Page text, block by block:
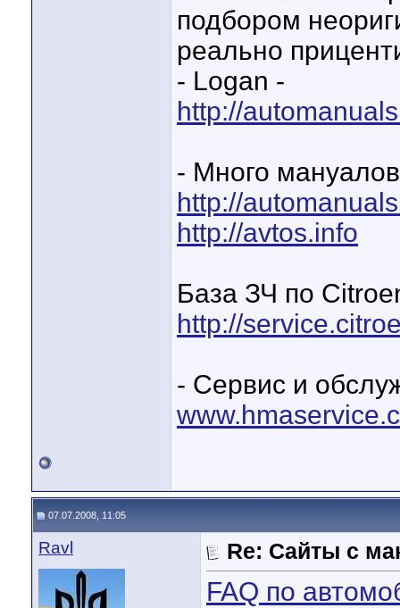
подбором
реально
- Logan -
http://
- Много
http://
http://avtos.info
База ЗЧ по
http://
- Сервис и
07.07.2008, 11:05
Ravl Re: Сайты с
FAQ по